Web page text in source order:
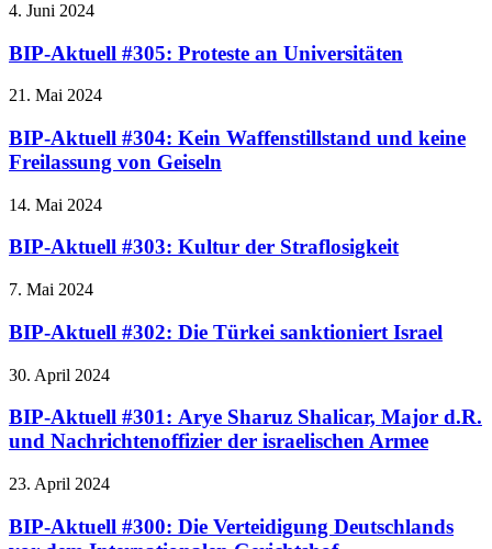
4. Juni 2024
BIP-Aktuell #305: Proteste an Universitäten
21. Mai 2024
BIP-Aktuell #304: Kein Waffenstillstand und keine
Freilassung von Geiseln
14. Mai 2024
BIP-Aktuell #303: Kultur der Straflosigkeit
7. Mai 2024
BIP-Aktuell #302: Die Türkei sanktioniert Israel
30. April 2024
BIP-Aktuell #301: Arye Sharuz Shalicar, Major d.R.
und Nachrichtenoffizier der israelischen Armee
23. April 2024
BIP-Aktuell #300: Die Verteidigung Deutschlands